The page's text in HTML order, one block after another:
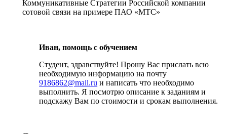
Коммуникативные Стратегии Российской компании
сотовой связи на примере ПАО «МТС»
Иван, помощь с обучением
Студент, здравствуйте! Прошу Вас прислать всю
необходимую информацию на почту
9186862@mail.ru и написать что необходимо
выполнить. Я посмотрю описание к заданиям и
подскажу Вам по стоимости и срокам выполнения.